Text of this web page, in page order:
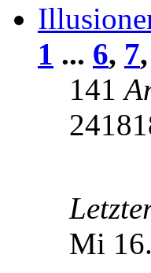
1 ... 6, 7,
141
Mi